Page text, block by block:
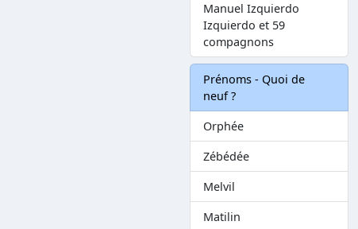
Manuel Izquierdo
Izquierdo et 59
compagnons
Prénoms - Quoi de
neuf ?
Orphée
Zébédée
Melvil
Matilin